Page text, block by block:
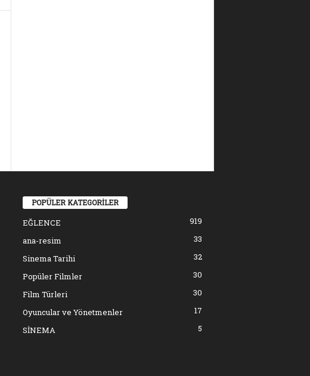
POPÜLER KATEGORİLER
EĞLENCE
919
ana-resim
33
Sinema Tarihi
32
Popüler Filmler
30
Film Türleri
30
Oyuncular ve Yönetmenler
17
SİNEMA
5